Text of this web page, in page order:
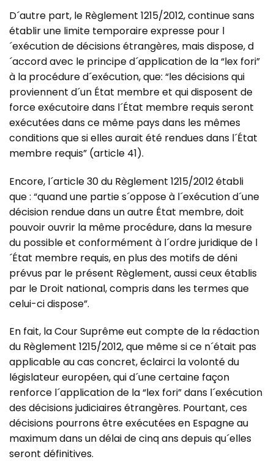
D´autre part, le Règlement 1215/2012, continue sans
établir une limite temporaire expresse pour l
´exécution de décisions étrangères, mais dispose, d
´accord avec le principe d´application de la “lex fori”
à la procédure d´exécution, que: “les décisions qui
proviennent d´un État membre et qui disposent de
force exécutoire dans l´État membre requis seront
exécutées dans ce même pays dans les mêmes
conditions que si elles aurait été rendues dans l´État
membre requis” (article 41).
Encore, l´article 30 du Règlement 1215/2012 établi
que : “quand une partie s´oppose à l´exécution d´une
décision rendue dans un autre État membre, doit
pouvoir ouvrir la même procédure, dans la mesure
du possible et conformément à l´ordre juridique de l
´État membre requis, en plus des motifs de déni
prévus par le présent Règlement, aussi ceux établis
par le Droit national, compris dans les termes que
celui-ci dispose”.
En fait, la Cour Suprême eut compte de la rédaction
du Règlement 1215/2012, que même si ce n´était pas
applicable au cas concret, éclairci la volonté du
législateur européen, qui d´une certaine façon
renforce l´application de la “lex fori” dans l´exécution
des décisions judiciaires étrangères. Pourtant, ces
décisions pourrons être exécutées en Espagne au
maximum dans un délai de cinq ans depuis qu´elles
seront définitives.